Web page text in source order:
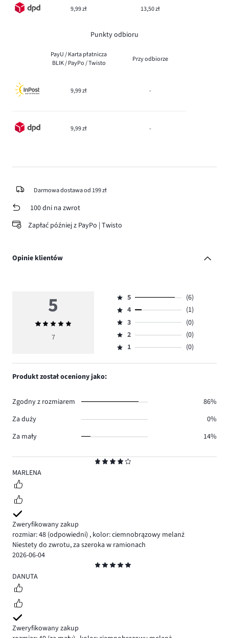
9,99 zł 13,50 zł
Punkty odbioru
PayU / Karta płatnicza
BLIK / PayPo / Twisto
Przy odbiorze
9,99 zł -
9,99 zł -
Darmowa dostawa od 199 zł
100 dni na zwrot
Zapłać później z PayPo | Twisto
Opinie klientów
4
MARLENA
Zweryfikowany zakup
rozmiar: 48 (odpowiedni) , kolor: ciemnobrązowy melanż
Niestety do zwrotu, za szeroka w ramionach
2026-06-04
5
DANUTA
Zweryfikowany zakup
5
Średnia
ocena
7
Ocena
5,
ilość
głosów
6.
5
(6)
Ocena
4,
ilość
głosów
4
(1)
Ocena
3,
ilość
3
(0)
Ocena
2,
2
(0)
Ocena
1,
1 (0)
Produkt został oceniony jako:
Zgodny z rozmiarem
86%
Za duży
0%
Za mały
14%